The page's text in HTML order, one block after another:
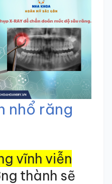
nhổ răng
vĩnh viễn
thành sẽ